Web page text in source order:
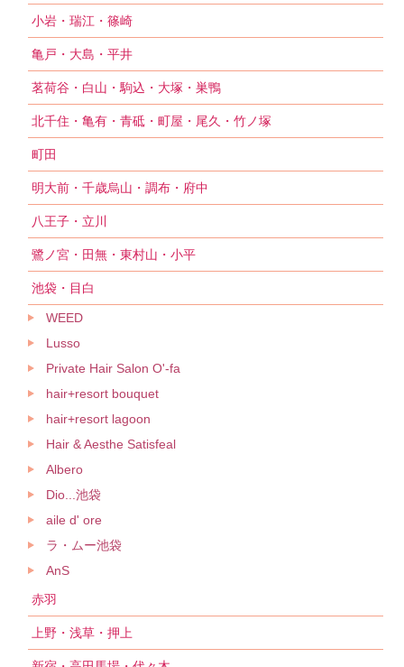
小岩・瑞江・篠崎
亀戸・大島・平井
茗荷谷・白山・駒込・大塚・巣鴨
北千住・亀有・青砥・町屋・尾久・竹ノ塚
町田
明大前・千歳烏山・調布・府中
八王子・立川
鷺ノ宮・田無・東村山・小平
池袋・目白
WEED
Lusso
Private Hair Salon O'-fa
hair+resort bouquet
hair+resort lagoon
Hair & Aesthe Satisfeal
Albero
Dio...池袋
aile d' ore
ラ・ムー池袋
AnS
赤羽
上野・浅草・押上